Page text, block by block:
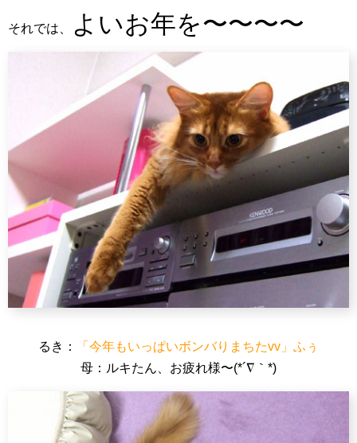
それでは、 よいお年を〜〜〜〜
るき：
「今年もいっぱいボンバりまちたvv」ふぅ
母：ルキたん、お疲れ様〜(*´∇｀*)